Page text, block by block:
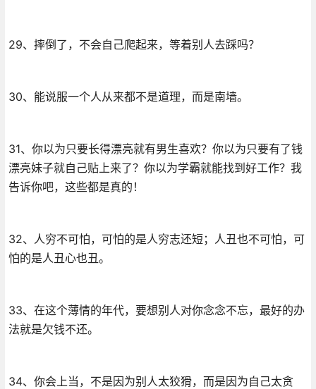
29、摔倒了，不会自己爬起来，等着别人去踩吗？
30、能说服一个人从来都不是道理，而是南墙。
31、你以为只要长得漂亮就有男生喜欢？你以为只要有了钱
漂亮妹子就自己贴上来了？你以为学霸就能找到好工作？我
告诉你吧，这些都是真的！
32、人穷不可怕，可怕的是人穷志还短；人丑也不可怕，可
怕的是人丑心也丑。
33、在这个薄情的年代，要想别人对你念念不忘，最好的办
法就是欠钱不还。
34、你会上当，不是因为别人太狡猾，而是因为自己太贪